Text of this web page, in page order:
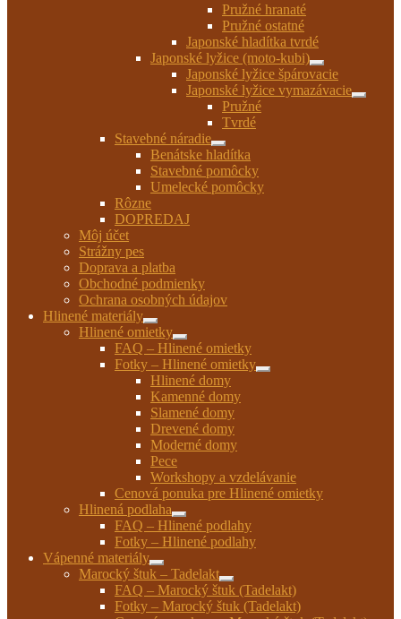
Pružné hranaté
Pružné ostatné
Japonské hladítka tvrdé
Japonské lyžice (moto-kubi)
Rozbaliť
podradené
menu
Japonské lyžice špárovacie
Japonské lyžice vymazávacie
Rozbaliť
Pružné
Tvrdé
Stavebné náradie
Rozbaliť
podradené
menu
Benátske hladítka
Stavebné pomôcky
Umelecké pomôcky
Rôzne
DOPREDAJ
Môj účet
Strážny pes
Doprava a platba
Obchodné podmienky
Ochrana osobných údajov
Hlinené materiály
Rozbaliť
podradené
menu
Hlinené omietky
Rozbaliť
podradené
menu
FAQ – Hlinené omietky
Fotky – Hlinené omietky
Rozbaliť
Hlinené domy
Kamenné domy
Slamené domy
Drevené domy
Moderné domy
Pece
Workshopy a vzdelávanie
Cenová ponuka pre Hlinené omietky
Hlinená podlaha
Rozbaliť
podradené
menu
FAQ – Hlinené podlahy
Fotky – Hlinené podlahy
Vápenné materiály
Rozbaliť
podradené
menu
Marocký štuk – Tadelakt
Rozbaliť
podradené
menu
FAQ – Marocký štuk (Tadelakt)
Fotky – Marocký štuk (Tadelakt)